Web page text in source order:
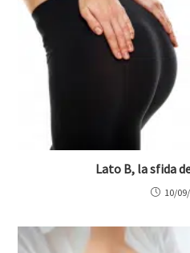
Lato B, la sfida
10/